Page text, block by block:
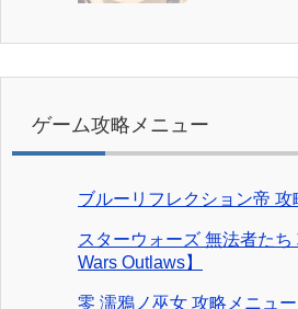
ゲーム攻略メニュー
ブルーリフレクション帝 攻
スターウォーズ 無法者た
Wars Outlaws】
零 濡鴉ノ巫女 攻略メニュ